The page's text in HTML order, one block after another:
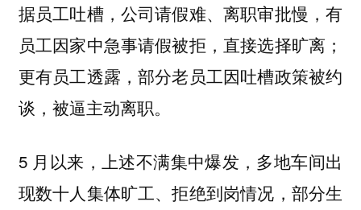
据员工吐槽，公司请假难、离职审批慢，有
员工因家中急事请假被拒，直接选择旷离；
更有员工透露，部分老员工因吐槽政策被约
谈，被逼主动离职。
5 月以来，上述不满集中爆发，多地车间出
现数十人集体旷工、拒绝到岗情况，部分生